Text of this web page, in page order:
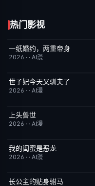
热门影视
完结
一纸婚约，两重帝身
2026 · · AI漫
完结
世子妃今天又驯夫了
2026 · · AI漫
完结
上头兽世
2026 · · AI漫
完结
我的闺蜜是恶龙
2026 · · AI漫
完结
长公主的贴身驸马